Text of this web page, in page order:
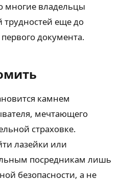
многие владельцы
трудностей еще до
документа.
камнем
мечтающего
страховке.
лазейки или
посредникам лишь
безопасности, а не